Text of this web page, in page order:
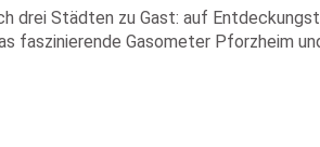
drei Städten zu Gast: auf
faszinierende Gasometer Pforzheim